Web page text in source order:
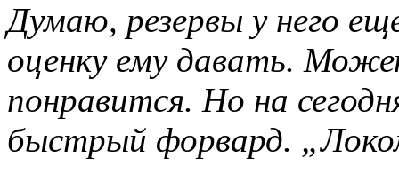
Думаю, резервы у него
оценку ему давать.
понравится. Но на
быстрый форвард.